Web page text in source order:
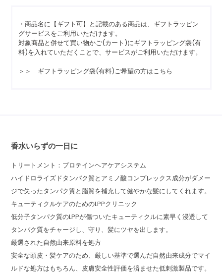
・商品名に【ギフト可】と記載のある商品は、ギフトラッピン
グサービスをご利用いただけます。
対象商品と併せて買い物かご(カート)にギフトラッピング袋(有
料)を入れていただくことで、サービスがご利用いただけます。
＞＞ ギフトラッピング袋(有料)ご希望の方はこちら
香水いらずの一日に
トリートメント：プロテインヘアケアシステム
ハイドロライズドタンパク質とアミノ酸コンプレックス成分がダメー
ジで失ったタンパク質と脂質を補充して健やかな髪にしてくれます。
キューティクルケアのためのLPPクリニック
低分子タンパク質のLPPが傷ついたキューティクルに素早く浸透して
タンパク質をチャージし、守り、髪にツヤを出します。
厳選された自然由来原料を処方
安全な頭皮・髪ケアのため、厳しい基準で選んだ自然由来成分でマイ
ルドな処方はもちろん、皮膚安全性評価を済ませた低刺激製品です。